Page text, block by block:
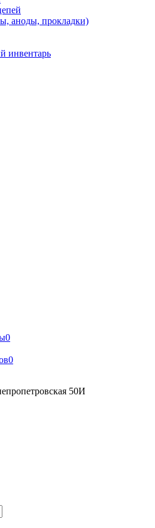
аноды, прокладки)
инвентарь
0
0
50И